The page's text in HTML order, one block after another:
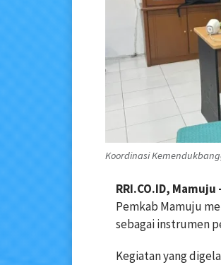
Koordinasi
RRI.CO.ID, Mamuju
Pemkab Mamuju
sebagai instrumen
Kegiatan yang